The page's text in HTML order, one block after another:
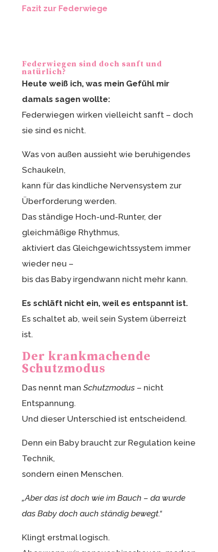
Fazit zur Federwiege
Federwiegen sind doch sanft und
natürlich?
Heute weiß ich, was mein Gefühl mir
damals sagen wollte:
Federwiegen wirken vielleicht sanft – doch
sie sind es nicht.
Was von außen aussieht wie beruhigendes
Schaukeln,
kann für das kindliche Nervensystem zur
Überforderung werden.
Das ständige Hoch-und-Runter, der
gleichmäßige Rhythmus,
aktiviert das Gleichgewichtssystem immer
wieder neu –
bis das Baby irgendwann nicht mehr kann.
Es schläft nicht ein, weil es entspannt ist.
Es schaltet ab, weil sein System überreizt
ist.
Der krankmachende
Schutzmodus
Das nennt man Schutzmodus– nicht
Entspannung.
Und dieser Unterschied ist entscheidend.
Denn ein Baby braucht zur Regulation keine
Technik,
sondern einen Menschen.
„Aber das ist doch wie im Bauch – da wurde
das Baby doch auch ständig bewegt.“
Klingt erstmal logisch.